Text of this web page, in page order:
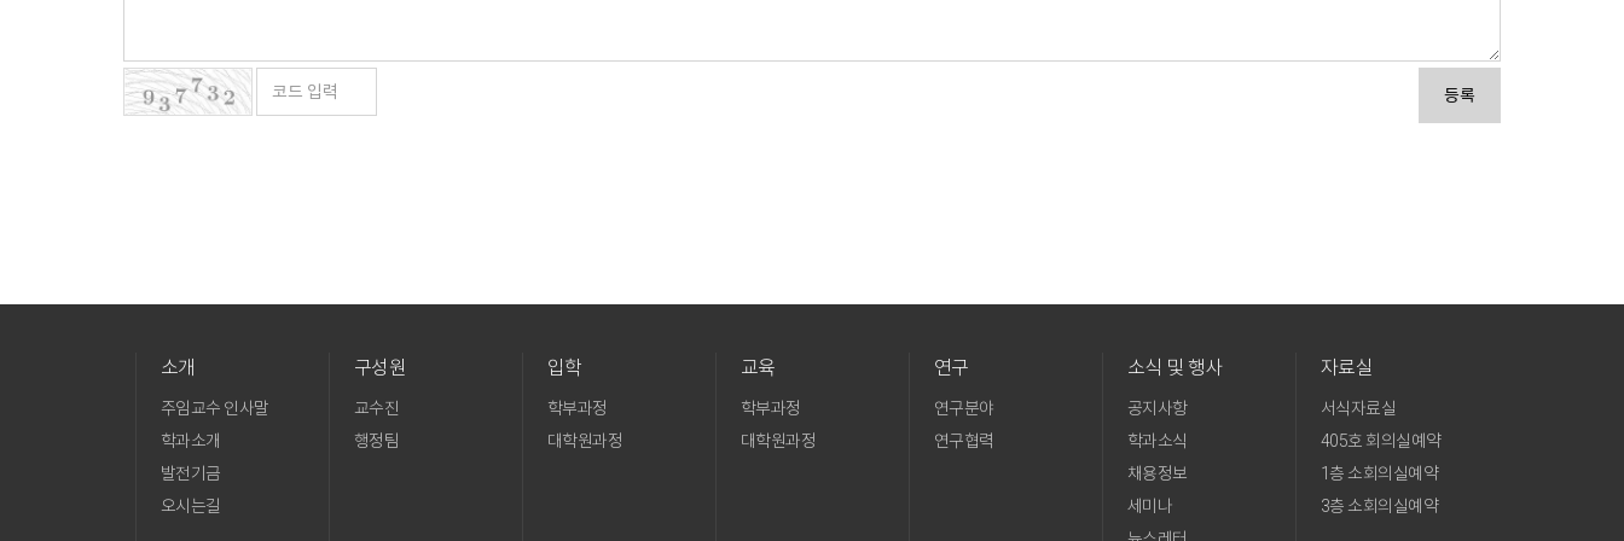
등록
소개
주임교수 인사말
학과소개
발전기금
오시는길
구성원
교수진
행정팀
입학
학부과정
대학원과정
교육
학부과정
대학원과정
연구
연구분야
연구협력
소식 및 행사
공지사항
학과소식
채용정보
세미나
자료실
서식자료실
405호 회의실예약
1층 소회의실예약
3층 소회의실예약